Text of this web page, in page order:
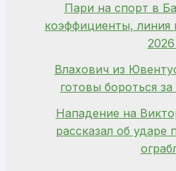
Пари на спорт в
коэффициенты, линия
Влахович из
готовы бороться
Нападение на
рассказал об ударе